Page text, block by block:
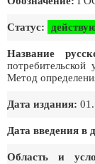
Статус:
Название
Метод
Дата издания:
Дата введения в
Область и